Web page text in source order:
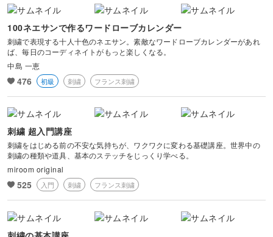
100ネエサンで作るワードローブカレンダー
刺繍で表現する十人十色のネエサン。素敵なワードローブカレンダーがあれ
ば、毎日のコーディネイトがもっと楽しくなる。
中島 一恵
476 初級 刺繍 フランス刺繍
刺繍 超入門講座
刺繍をはじめる前の不安な気持ちが、ワクワクに変わる基礎講座。世界中の
刺繍の種類や道具、基本のステッチをじっくり学べる。
miroom original
525 入門 刺繍 フランス刺繍